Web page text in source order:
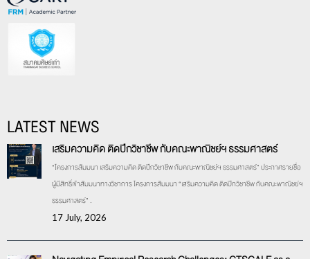
LATEST NEWS
เสริมความคิด ติดปีกวิชาชีพ กับคณะพาณิชย์ฯ ธรรมศาสตร์
“โครงการสัมมนา เสริมความคิด ติดปีกวิชาชีพ กับคณะพาณิชย์ฯ ธรรมศาสตร์” ประกาศรายชื่อ
ผู้มีสิทธิ์เข้าสัมมนาทางวิชาการ โครงการสัมมนา “เสริมความคิด ติดปีกวิชาชีพ กับคณะพาณิชย์ฯ
ธรรมศาสตร์” .
17 July, 2026